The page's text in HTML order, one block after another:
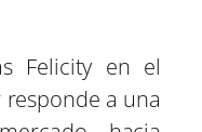
Felicity en el
responde a una